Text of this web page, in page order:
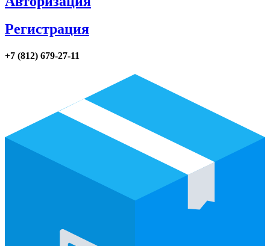
Регистрация
+7 (812) 679-27-11